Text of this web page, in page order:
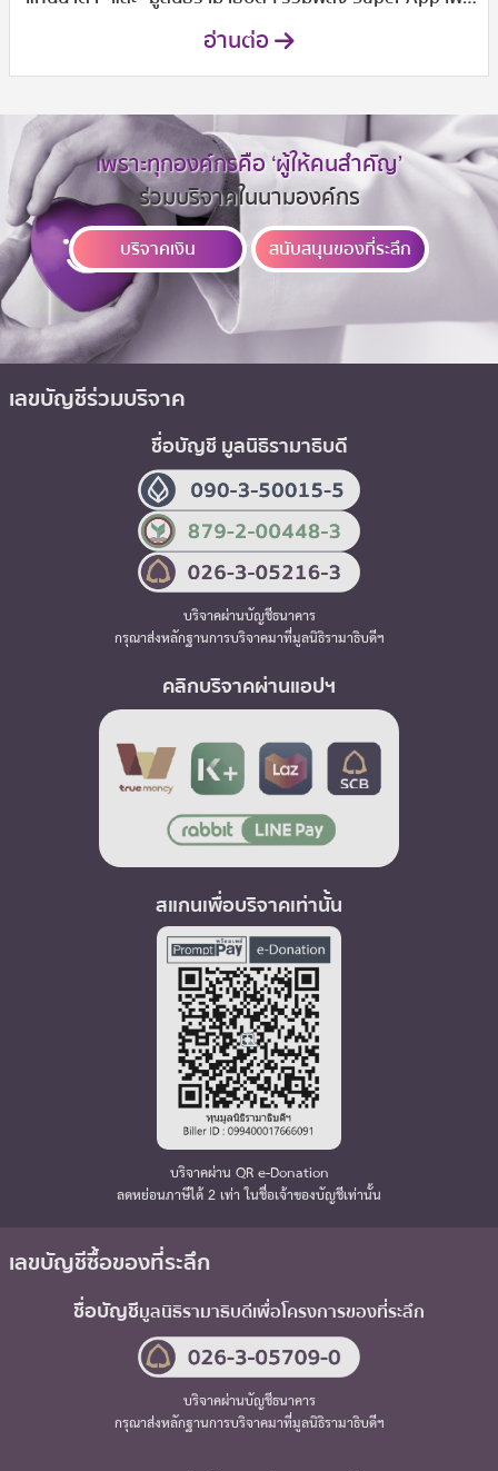
นักสู้ชุดขาว”
อ่านต่อ
เพราะทุกองค์กรคือ ‘ผู้ให้คนสำคัญ’
ร่วมบริจาคในนามองค์กร
บริจาคเงิน สนับสนุนของที่ระลึก
เลขบัญชีร่วมบริจาค
ชื่อบัญชี มูลนิธิรามาธิบดี
บริจาคผ่านบัญชีธนาคาร
กรุณาส่งหลักฐานการบริจาคมาที่มูลนิธิรามาธิบดีฯ
คลิกบริจาคผ่านแอปฯ
สแกนเพื่อบริจาคเท่านั้น
บริจาคผ่าน QR e-Donation
ลดหย่อนภาษีได้ 2 เท่า ในชื่อเจ้าของบัญชีเท่านั้น
เลขบัญชีซื้อของที่ระลึก
ชื่อบัญชีมูลนิธิรามาธิบดีเพื่อโครงการของที่ระลึก
บริจาคผ่านบัญชีธนาคาร
กรุณาส่งหลักฐานการบริจาคมาที่มูลนิธิรามาธิบดีฯ